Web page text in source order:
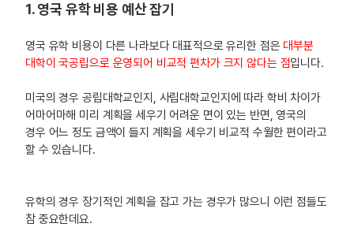
1. 영국 유학 비용 예산 잡기
영국 유학 비용이 다른 나라보다 대표적으로 유리한 점은 대부분
대학이 국공립으로 운영되어 비교적 편차가 크지 않다는 점입니다.
미국의 경우 공립대학교인지, 사립대학교인지에 따라 학비 차이가
어마어마해 미리 계획을 세우기 어려운 면이 있는 반면, 영국의
경우 어느 정도 금액이 들지 계획을 세우기 비교적 수월한 편이라고
할 수 있습니다.
유학의 경우 장기적인 계획을 잡고 가는 경우가 많으니 이런 점들도
참 중요한데요.